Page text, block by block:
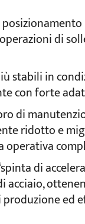
di
stabili in
con forte
di
ridotto e
operativa
di
acciaio,
ed